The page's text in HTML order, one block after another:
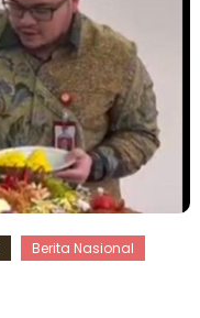
Berita Nasional